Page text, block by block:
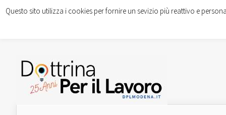
Questo sito utilizza i cookies per fornire un sevizio più reattivo e